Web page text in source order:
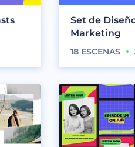
Set de
Marketing
18ESCENAS